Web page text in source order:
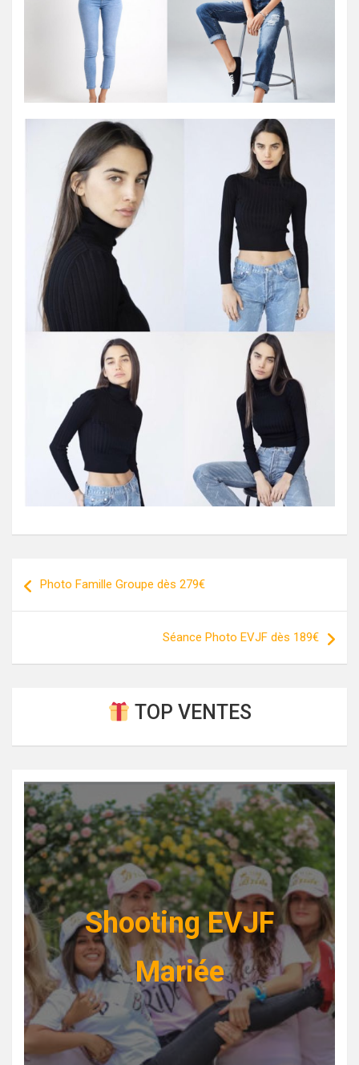
navigation
Photo Famille Groupe dès 279€
Séance Photo EVJF dès 189€
TOP VENTES
Shooting EVJF
Mariée